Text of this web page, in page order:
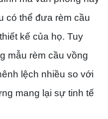
có thể đưa rèm cầu
kế của họ. Tuy
mẫu rèm cầu vồng
lệch nhiều so với
mang lại sự tinh tế